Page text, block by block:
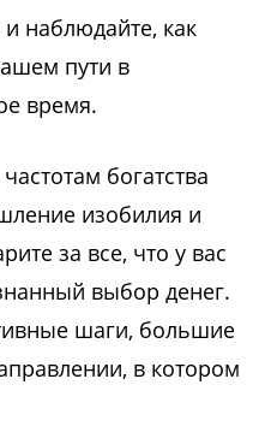
наблюдайте, как
пути в
время.
богатства
изобилия и
за все, что у вас
выбор денег.
шаги, большие
в котором